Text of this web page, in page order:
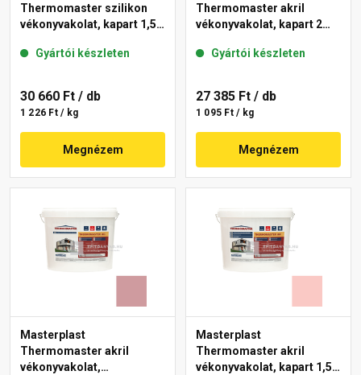
Thermomaster szilikon
vékonyvakolat, kapart 1,5
Gyártói készleten
30 660 Ft / db
1 226 Ft / kg
Megnézem
Thermomaster akril
vékonyvakolat, kapart 2
Gyártói készleten
27 385 Ft / db
1 095 Ft / kg
Megnézem
Masterplast
Thermomaster akril
vékonyvakolat,
Masterplast
Thermomaster akril
vékonyvakolat, kapart 1,5